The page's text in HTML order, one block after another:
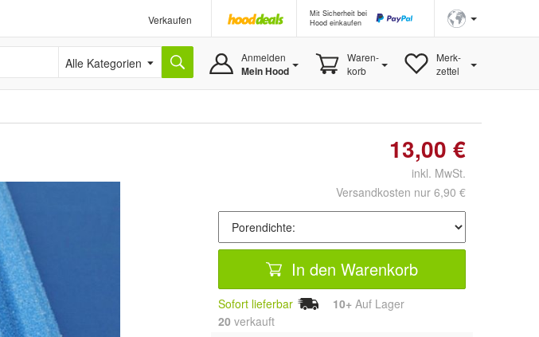
Verkaufen
Mit Sicherheit bei
Hood einkaufen
Alle Kategorien Anmelden
Mein Hood
Waren-
korb
Merk-
zettel
13,00 €
inkl. MwSt.
Versandkosten nur 6,90 €
In den Warenkorb
Sofort lieferbar 10+ Auf Lager
20 verkauft